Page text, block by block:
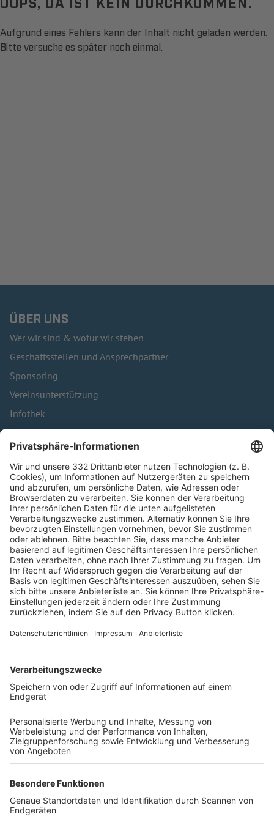
Aufgrund eines Fehlers kann der Inhalt nicht geladen werden.
Bitte versuche es später noch einmal.
ÜBER UNS
Wer wir sind & wofür wir stehen
Geschäftsstellen und Ansprechpartner
Sponsoring
Vereinsunterstützung
Infothek
Kontakt
HÄUFIG BESUCHTE SEITEN
Pässe und Vereinswechsel
Trainerausbildung
Schulungsangebot Vereinsmitarbeiter
BFV-Geschäftsstellen
Trainerbörse
Login SpielPlus
FOLGE DEM BFV
TOP-VEREINE
TOP-PARTNER